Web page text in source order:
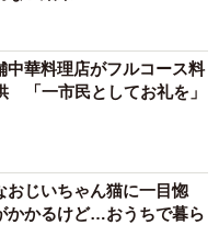
中華料理店がフルコース料
「一市民としてお礼を」
おじいちゃん猫に一目惚
かるけど…おうちで暮ら